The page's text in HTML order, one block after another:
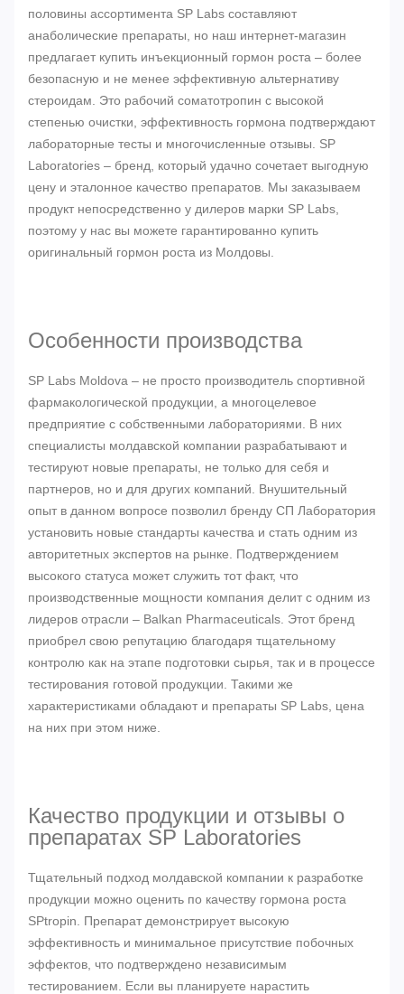
половины ассортимента SP Labs составляют
анаболические препараты, но наш интернет-магазин
предлагает купить инъекционный гормон роста – более
безопасную и не менее эффективную альтернативу
стероидам. Это рабочий соматотропин с высокой
степенью очистки, эффективность гормона подтверждают
лабораторные тесты и многочисленные отзывы. SP
Laboratories – бренд, который удачно сочетает выгодную
цену и эталонное качество препаратов. Мы заказываем
продукт непосредственно у дилеров марки SP Labs,
поэтому у нас вы можете гарантированно купить
оригинальный гормон роста из Молдовы.
Особенности производства
SP Labs Moldova – не просто производитель спортивной
фармакологической продукции, а многоцелевое
предприятие с собственными лабораториями. В них
специалисты молдавской компании разрабатывают и
тестируют новые препараты, не только для себя и
партнеров, но и для других компаний. Внушительный
опыт в данном вопросе позволил бренду СП Лаборатория
установить новые стандарты качества и стать одним из
авторитетных экспертов на рынке. Подтверждением
высокого статуса может служить тот факт, что
производственные мощности компания делит с одним из
лидеров отрасли – Balkan Pharmaceuticals. Этот бренд
приобрел свою репутацию благодаря тщательному
контролю как на этапе подготовки сырья, так и в процессе
тестирования готовой продукции. Такими же
характеристиками обладают и препараты SP Labs, цена
на них при этом ниже.
Качество продукции и отзывы о
препаратах SP Laboratories
Тщательный подход молдавской компании к разработке
продукции можно оценить по качеству гормона роста
SPtropin. Препарат демонстрирует высокую
эффективность и минимальное присутствие побочных
эффектов, что подтверждено независимым
тестированием. Если вы планируете нарастить